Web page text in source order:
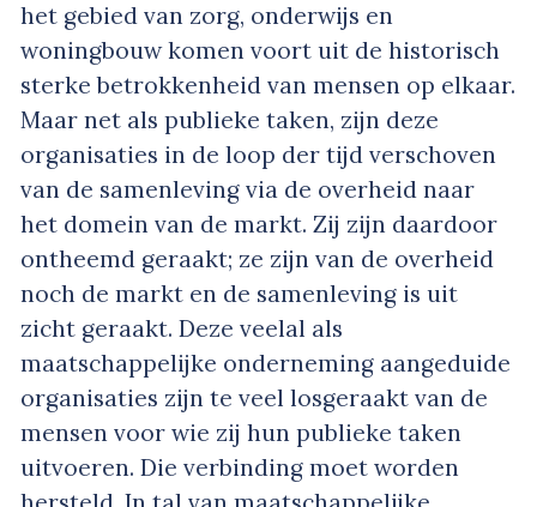
het gebied van zorg, onderwijs en
woningbouw komen voort uit de historisch
sterke betrokkenheid van mensen op elkaar.
Maar net als publieke taken, zijn deze
organisaties in de loop der tijd verschoven
van de samenleving via de overheid naar
het domein van de markt. Zij zijn daardoor
ontheemd geraakt; ze zijn van de overheid
noch de markt en de samenleving is uit
zicht geraakt. Deze veelal als
maatschappelijke onderneming aangeduide
organisaties zijn te veel losgeraakt van de
mensen voor wie zij hun publieke taken
uitvoeren. Die verbinding moet worden